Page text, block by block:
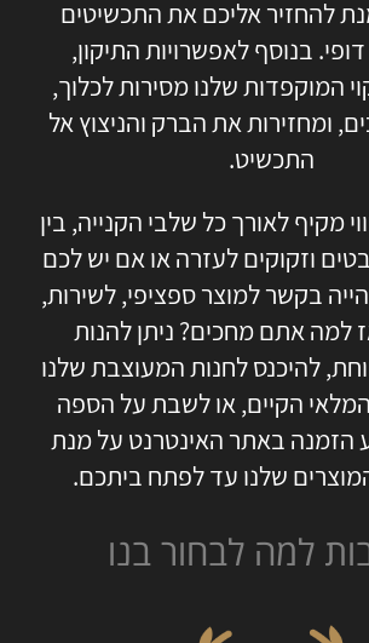
להחזיר אליכם את התכשיטים
בנוסף לאפשרויות התיקון,
המוקפדות שלנו מסירות לכלוך,
ומחזירות את הברק והניצוץ אל
התכשיט.
מקיף לאורך כל שלבי הקנייה, בין
וזקוקים לעזרה או אם יש לכם
בקשר למוצר ספציפי, לשירות,
למה אתם מחכים? ניתן להנות
להיכנס לחנות המעוצבת שלנו
הקיים, או לשבת על הספה
הזמנה באתר האינטרנט על מנת
שלנו עד לפתח ביתכם.